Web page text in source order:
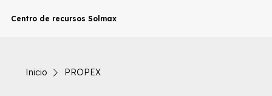
Centro de recursos Solmax
Inicio PROPEX